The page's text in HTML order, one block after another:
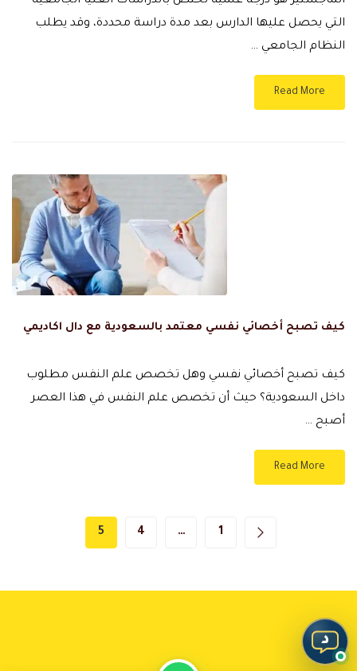
التي يحصل عليها الدارس بعد مدة دراسة محددة، وقد يطلب
النظام الجامعي …
Read More
كيف تصبح أخصائي نفسي معتمد بالسعودية مع دال اكاديمي
كيف تصبح أخصائي نفسي وهل تخصص علم النفس مطلوب
داخل السعودية؟ حيث أن تخصص علم النفس في هذا العصر
أصبح …
Read More
1
…
4
5
د